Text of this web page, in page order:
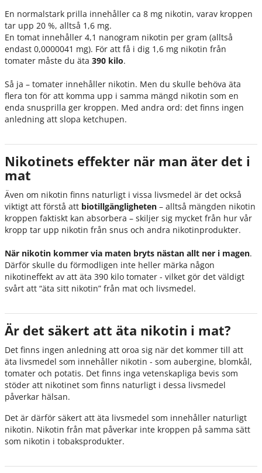
En normalstark prilla innehåller ca 8 mg nikotin, varav kroppen
tar upp 20 %, alltså 1,6 mg.
En tomat innehåller 4,1 nanogram nikotin per gram (alltså
endast 0,0000041 mg). För att få i dig 1,6 mg nikotin från
tomater måste du äta 390 kilo.
Så ja – tomater innehåller nikotin. Men du skulle behöva äta
flera ton för att komma upp i samma mängd nikotin som en
enda snusprilla ger kroppen. Med andra ord: det finns ingen
anledning att slopa ketchupen.
Nikotinets effekter när man äter det i
mat
Även om nikotin finns naturligt i vissa livsmedel är det också
viktigt att förstå att biotillgängligheten – alltså mängden nikotin
kroppen faktiskt kan absorbera – skiljer sig mycket från hur vår
kropp tar upp nikotin från snus och andra nikotinprodukter.
När nikotin kommer via maten bryts nästan allt ner i magen.
Därför skulle du förmodligen inte heller märka någon
nikotineffekt av att äta 390 kilo tomater - vilket gör det väldigt
svårt att “äta sitt nikotin” från mat och livsmedel.
Är det säkert att äta nikotin i mat?
Det finns ingen anledning att oroa sig när det kommer till att
äta livsmedel som innehåller nikotin - som aubergine, blomkål,
tomater och potatis. Det finns inga vetenskapliga bevis som
stöder att nikotinet som finns naturligt i dessa livsmedel
påverkar hälsan.
Det är därför säkert att äta livsmedel som innehåller naturligt
nikotin. Nikotin från mat påverkar inte kroppen på samma sätt
som nikotin i tobaksprodukter.